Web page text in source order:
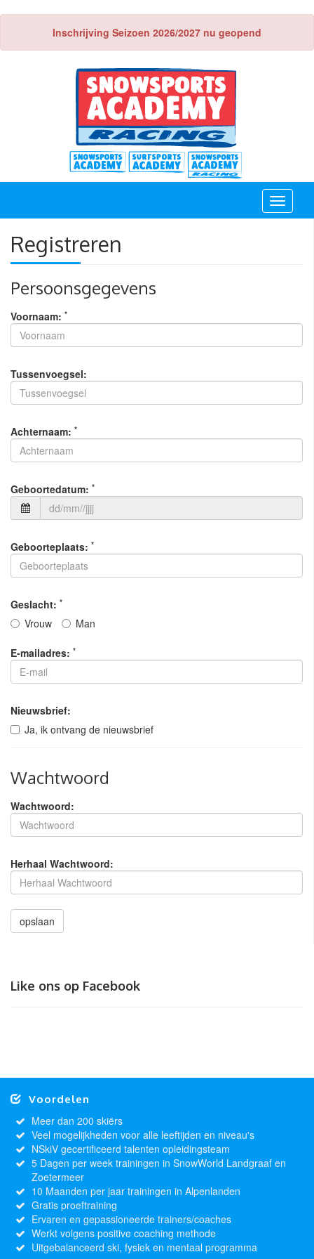
Inschrijving Seizoen 2026/2027 nu geopend
Toggle
Registreren
Persoonsgegevens
Voornaam: *
Tussenvoegsel:
Achternaam: *
Geboortedatum: *
Geboorteplaats: *
Geslacht: *
Vrouw Man
E-mailadres: *
Nieuwsbrief:
Ja, ik ontvang de nieuwsbrief
Wachtwoord
Wachtwoord:
Herhaal Wachtwoord:
opslaan
Like ons op Facebook
Voordelen
Meer dan 200 skiërs
Veel mogelijkheden voor alle leeftijden en niveau's
NSkiV gecertificeerd talenten opleidingsteam
5 Dagen per week trainingen in SnowWorld Landgraaf en
Zoetermeer
10 Maanden per jaar trainingen in Alpenlanden
Gratis proeftraining
Ervaren en gepassioneerde trainers/coaches
Werkt volgens positive coaching methode
Uitgebalanceerd ski, fysiek en mentaal programma